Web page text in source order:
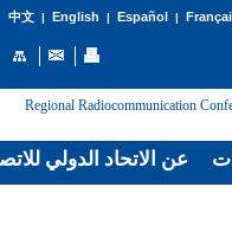
中文| English | Español |
: [Regional Radiocommunication
عن الاتحاد الدولي